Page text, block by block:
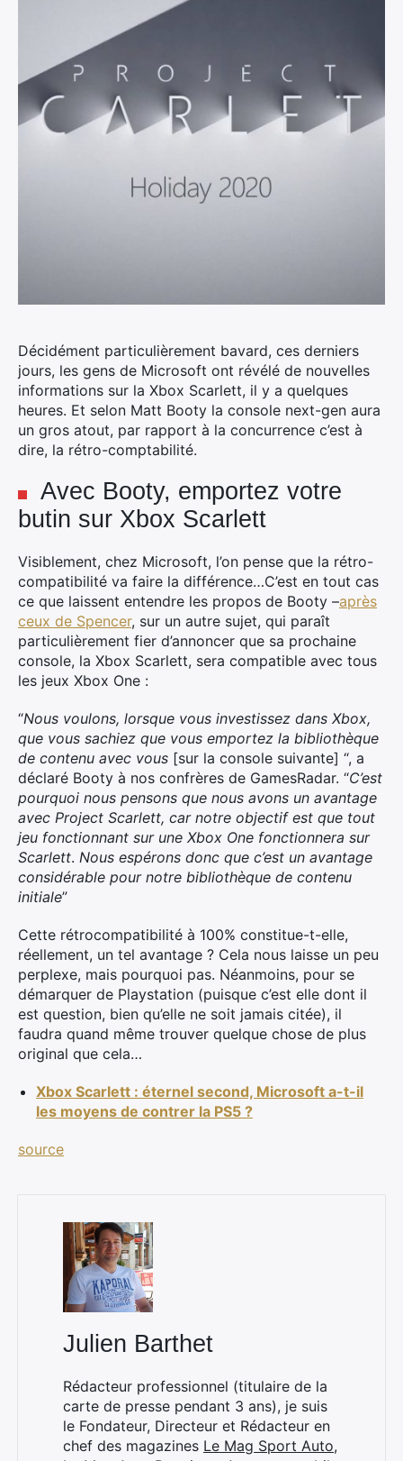
Décidément particulièrement bavard, ces derniers
jours, les gens de Microsoft ont révélé de nouvelles
informations sur la Xbox Scarlett, il y a quelques
heures. Et selon Matt Booty la console next-gen aura
un gros atout, par rapport à la concurrence c’est à
dire, la rétro-comptabilité.
Avec Booty, emportez votre
butin sur Xbox Scarlett
Visiblement, chez Microsoft, l’on pense que la rétro-
compatibilité va faire la différence…C’est en tout cas
ce que laissent entendre les propos de Booty –après
ceux de Spencer, sur un autre sujet, qui paraît
particulièrement fier d’annoncer que sa prochaine
console, la Xbox Scarlett, sera compatible avec tous
les jeux Xbox One :
“Nous voulons, lorsque vous investissez dans Xbox,
que vous sachiez que vous emportez la bibliothèque
de contenu avec vous [sur la console suivante] “, a
déclaré Booty à nos confrères de GamesRadar. “C’est
pourquoi nous pensons que nous avons un avantage
avec Project Scarlett, car notre objectif est que tout
jeu fonctionnant sur une Xbox One fonctionnera sur
Scarlett. Nous espérons donc que c’est un avantage
considérable pour notre bibliothèque de contenu
initiale”
Cette rétrocompatibilité à 100% constitue-t-elle,
réellement, un tel avantage ? Cela nous laisse un peu
perplexe, mais pourquoi pas. Néanmoins, pour se
démarquer de Playstation (puisque c’est elle dont il
est question, bien qu’elle ne soit jamais citée), il
faudra quand même trouver quelque chose de plus
original que cela…
Xbox Scarlett : éternel second, Microsoft a-t-il
les moyens de contrer la PS5 ?
source
Julien Barthet
Rédacteur professionnel (titulaire de la
carte de presse pendant 3 ans), je suis
le Fondateur, Directeur et Rédacteur en
chef des magazines Le Mag Sport Auto,